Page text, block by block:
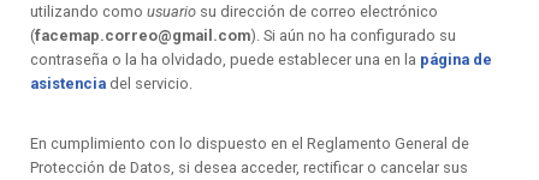
utilizando como usuario su dirección de correo electrónico
(facemap.correo@gmail.com). Si aún no ha configurado su
contraseña o la ha olvidado, puede establecer una en la página de
asistencia del servicio.
En cumplimiento con lo dispuesto en el Reglamento General de
Protección de Datos, si desea acceder, rectificar o cancelar sus